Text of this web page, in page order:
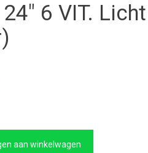
6 VIT. Licht
aan winkelwagen